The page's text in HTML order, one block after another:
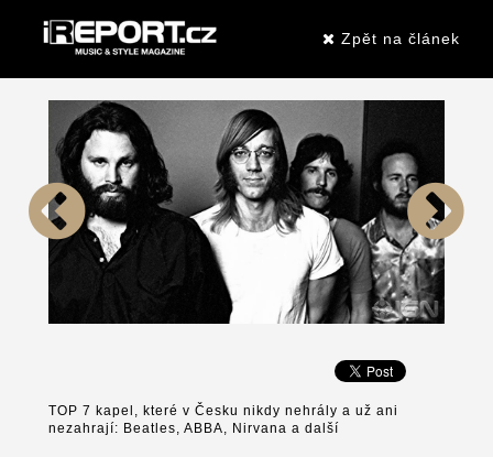
Zpět na článek
TOP 7 kapel, které v Česku nikdy nehrály a už ani
nezahrají: Beatles, ABBA, Nirvana a další